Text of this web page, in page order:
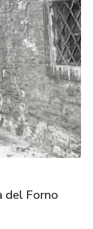
del Forno